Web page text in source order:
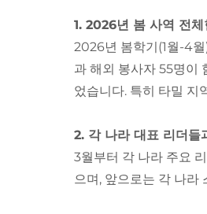
1. 2026년 봄 사역 전체
2026년 봄학기(1월-4
과 해외 봉사자 55명이
었습니다. 특히 타밀 지
2. 각 나라 대표 리더들
3월부터 각 나라 주요
으며, 앞으로는 각 나라